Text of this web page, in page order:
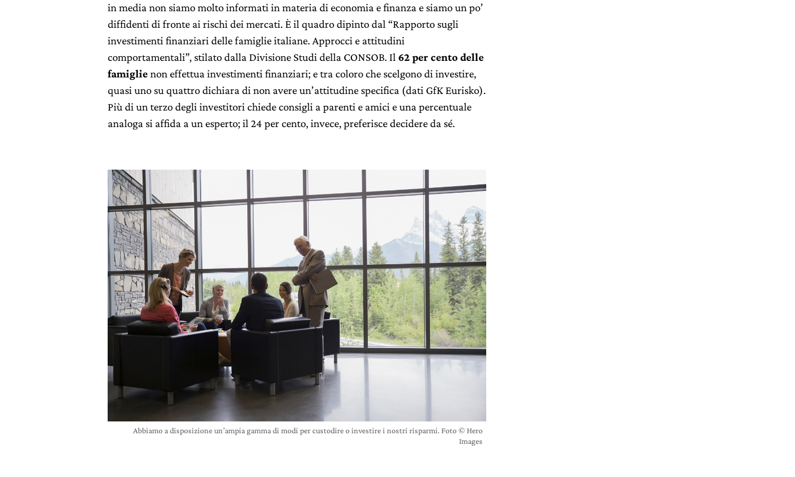
in media non siamo molto informati in materia di economia e finanza e siamo un po’
diffidenti di fronte ai rischi dei mercati. È il quadro dipinto dal “Rapporto sugli
investimenti finanziari delle famiglie italiane. Approcci e attitudini
comportamentali”, stilato dalla Divisione Studi della CONSOB. Il 62 per cento delle
famiglienon effettua investimenti finanziari; e tra coloro che scelgono di investire,
quasi uno su quattro dichiara di non avere un’attitudine specifica (dati GfK Eurisko).
Più di un terzo degli investitori chiede consigli a parenti e amici e una percentuale
analoga si affida a un esperto; il 24 per cento, invece, preferisce decidere da sé.
Abbiamo a disposizione un’ampia gamma di modi per custodire o investire i nostri risparmi. Foto © Hero
Images